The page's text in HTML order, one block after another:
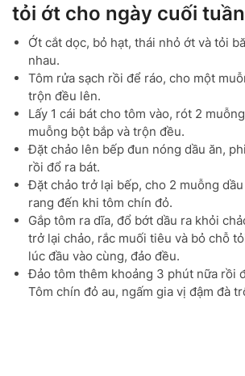
tỏi ớt cho ngày cuối tuần
Ớt cắt dọc, bỏ hạt, thái nhỏ ớt và tỏi
nhau.
Tôm rửa sạch rồi để ráo, cho một
trộn đều lên.
Lấy 1 cái bát cho tôm vào, rót 2
muỗng bột bắp và trộn đều.
Đặt chảo lên bếp đun nóng dầu ăn,
rồi đổ ra bát.
Đặt chảo trở lại bếp, cho 2 muỗng
rang đến khi tôm chín đỏ.
Gắp tôm ra dĩa, đổ bớt dầu ra khỏi
trở lại chảo, rắc muối tiêu và bỏ chỗ
lúc đầu vào cùng, đảo đều.
Đảo tôm thêm khoảng 3 phút nữa rồi
Tôm chín đỏ au, ngấm gia vị đậm đà